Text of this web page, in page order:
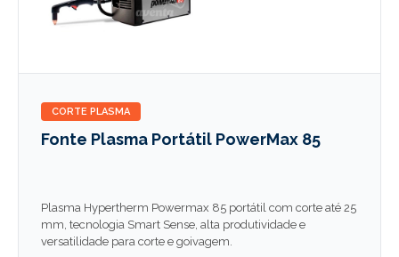
CORTE PLASMA
Fonte Plasma Portátil PowerMax 85
Plasma Hypertherm Powermax 85 portátil com corte até 25
mm, tecnologia Smart Sense, alta produtividade e
versatilidade para corte e goivagem.